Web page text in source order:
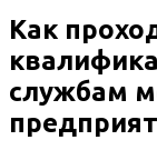
Как
службам